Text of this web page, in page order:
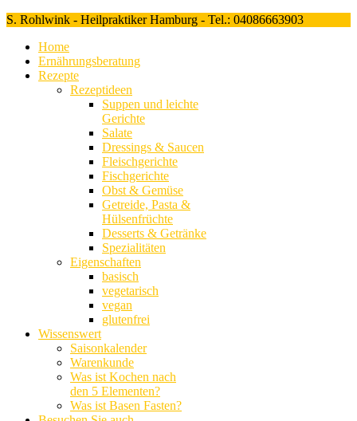
S. Rohlwink - Heilpraktiker Hamburg - Tel.: 04086663903
Home
Ernährungsberatung
Rezepte
Rezeptideen
Suppen und leichte
Gerichte
Salate
Dressings & Saucen
Fleischgerichte
Fischgerichte
Obst & Gemüse
Getreide, Pasta &
Hülsenfrüchte
Desserts & Getränke
Spezialitäten
Eigenschaften
basisch
vegetarisch
vegan
glutenfrei
Wissenswert
Saisonkalender
Warenkunde
Was ist Kochen nach
den 5 Elementen?
Was ist Basen Fasten?